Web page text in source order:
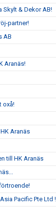
Skylt & Dekor AB!
partner!
AB
Aranäs!
oxå!
Aranäs
till HK Aranäs
Pacific Pte Ltd !